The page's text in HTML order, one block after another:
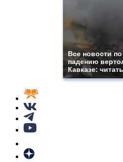
Все новости по
падению
Кавказе: